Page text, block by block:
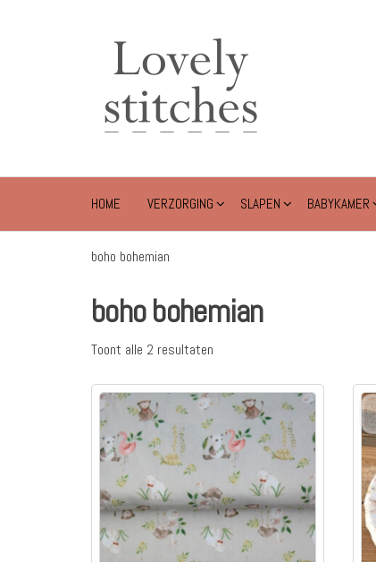
HOME VERZORGING SLAPEN BABYKAMER
boho bohemian
boho bohemian
Toont alle 2 resultaten